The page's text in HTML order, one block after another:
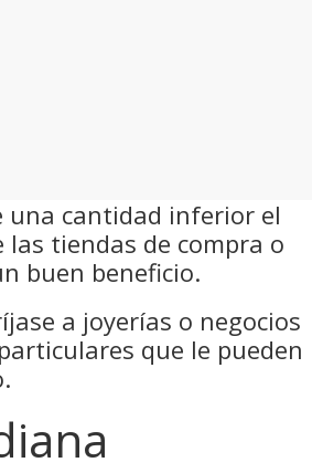
una cantidad inferior el
tiendas de compra o
buen beneficio.
a joyerías o negocios
que le pueden